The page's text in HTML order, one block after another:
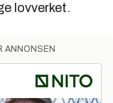
lovverket.
ANNONSEN